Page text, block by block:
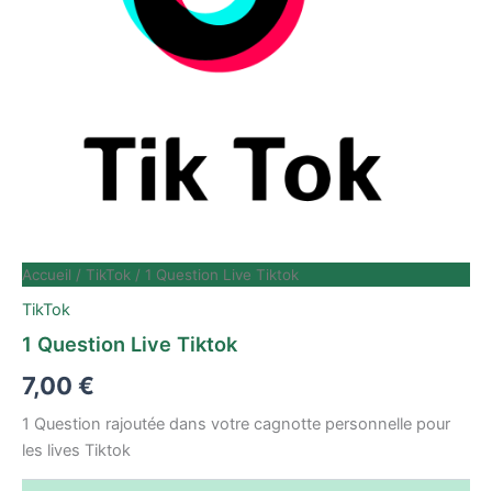
Accueil / TikTok / 1 Question Live Tiktok
TikTok
1 Question Live Tiktok
7,00 €
1 Question rajoutée dans votre cagnotte personnelle pour
les lives Tiktok